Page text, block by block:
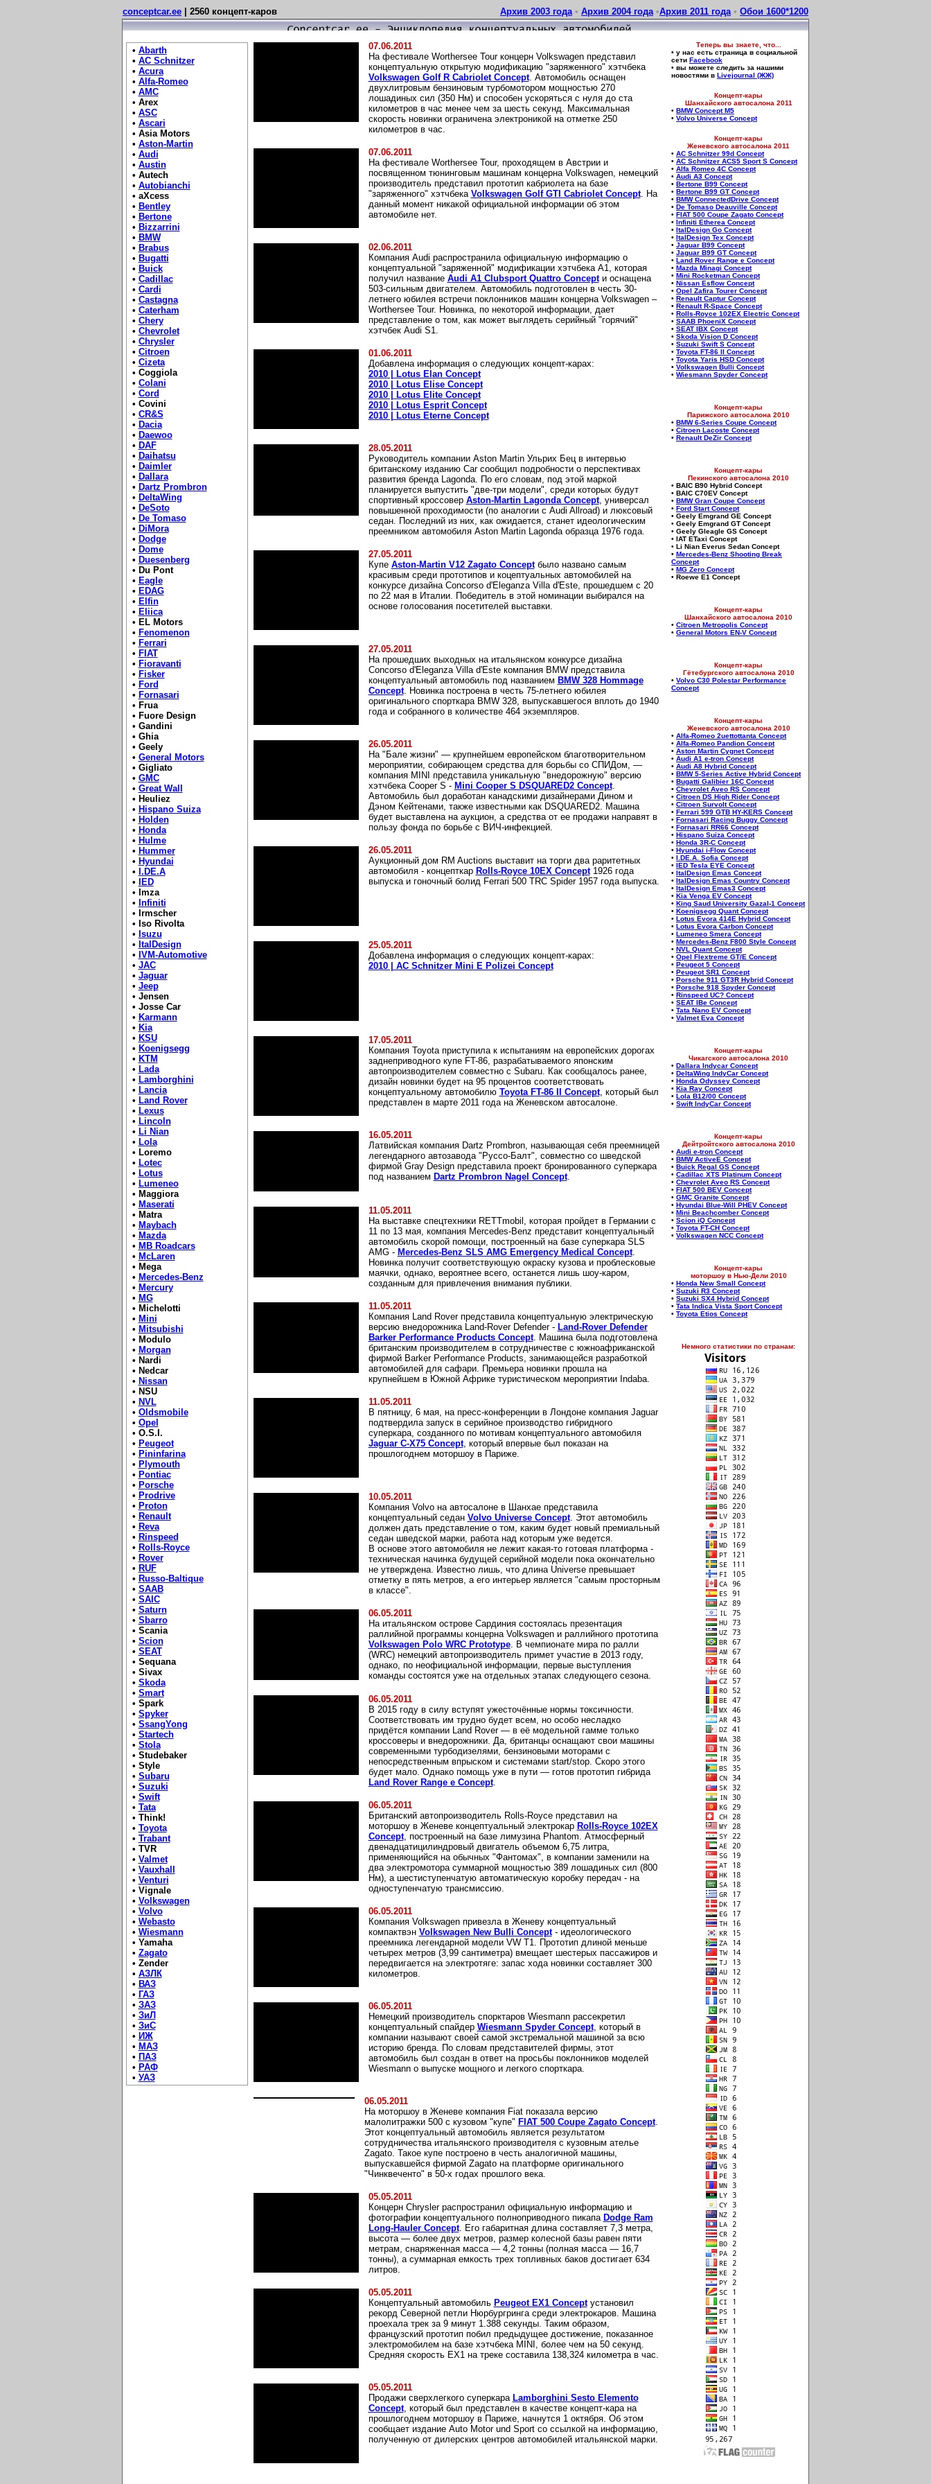
conceptcar.ee | 2560 концепт-каров Архив 2003 года • Архив 2004 года•Архив 2011 года• Обои 1600*1200
• Abarth
• AC Schnitzer
• Acura
• Alfa-Romeo
• AMC
• Arex
• ASC
• Ascari
• Asia Motors
• Aston-Martin
• Audi
• Austin
• Autech
• Autobianchi
• aXcess
• Bentley
• Bertone
• Bizzarrini
• BMW
• Brabus
• Bugatti
• Buick
• Cadillac
• Cardi
• Castagna
• Caterham
• Chery
• Chevrolet
• Chrysler
• Citroen
• Cizeta
• Coggiola
• Colani
• Cord
• Covini
• CR&S
• Dacia
• Daewoo
• DAF
• Daihatsu
• Daimler
• Dallara
• Dartz Prombron
• DeltaWing
• DeSoto
• De Tomaso
• DiMora
• Dodge
• Dome
• Duesenberg
• Du Pont
• Eagle
• EDAG
• Elfin
• Eliica
• EL Motors
• Fenomenon
• Ferrari
• FIAT
• Fioravanti
• Fisker
• Ford
• Fornasari
• Frua
• Fuore Design
• Gandini
• Ghia
• Geely
• General Motors
• Gigliato
• GMC
• Great Wall
• Heuliez
• Hispano Suiza
• Holden
• Honda
• Hulme
• Hummer
• Hyundai
• I.DE.A
•
IED
• Imza
• Infiniti
• Irmscher
• Iso Rivolta
• Isuzu
• ItalDesign
• IVM-Automotive
• JAC
• Jaguar
• Jeep
• Jensen
• Josse Car
• Karmann
• Kia
• KSU
• Koenigsegg
• KTM
• Lada
• Lamborghini
• Lancia
• Land Rover
• Lexus
• Lincoln
• Li Nian
• Lola
• Loremo
• Lotec
• Lotus
• Lumeneo
• Maggiora
• Maserati
• Matra
• Maybach
• Mazda
• MB Roadcars
• McLaren
• Mega
• Mercedes-Benz
• Mercury
• MG
• Michelotti
• Mini
• Mitsubishi
• Modulo
• Morgan
• Nardi
• Nedcar
• Nissan
• NSU
• NVL
• Oldsmobile
• Opel
• O.S.I.
• Peugeot
• Pininfarina
• Plymouth
• Pontiac
• Porsche
• Prodrive
• Proton
• Renault
• Reva
• Rinspeed
• Rolls-Royce
• Rover
• RUF
• Russo-Baltique
• SAAB
• SAIC
• Saturn
• Sbarro
• Scania
• Scion
• SEAT
• Sequana
• Sivax
• Skoda
• Smart
• Spark
• Spyker
• SsangYong
• Startech
• Stola
• Studebaker
• Style
• Subaru
• Suzuki
• Swift
• Tata
• Think!
• Toyota
• Trabant
• TVR
• Valmet
• Vauxhall
• Venturi
• Vignale
• Volkswagen
• Volvo
• Webasto
• Wiesmann
• Yamaha
• Zagato
• Zender
• АЗЛК
• ВАЗ
• ГАЗ
• ЗАЗ
• ЗиЛ
• ЗиС
• ИЖ
• МАЗ
• ПАЗ
• РАФ
• УАЗ
07.06.2011
На фестивале Worthersee Tour концерн Volkswagen представил
концептуальную открытую модификацию "заряженного" хэтчбека
Volkswagen Golf R Cabriolet Concept. Автомобиль оснащен
двухлитровым бензиновым турбомотором мощностью 270
лошадиных сил (350 Нм) и способен ускоряться с нуля до ста
километров в час менее чем за шесть секунд. Максимальная
скорость новинки ограничена электроникой на отметке 250
километров в час.
07.06.2011
На фестивале Worthersee Tour, проходящем в Австрии и
посвященном тюнинговым машинам концерна Volkswagen, немецкий
производитель представил прототип кабриолета на базе
"заряженного" хэтчбека Volkswagen Golf GTI Cabriolet Concept. На
данный момент никакой официальной информации об этом
автомобиле нет.
02.06.2011
Компания Audi распространила официальную информацию о
концептуальной "заряженной" модификации хэтчбека A1, которая
получил название Audi A1 Clubsport Quattro Conceptи оснащена
503-сильным двигателем. Автомобиль подготовлен в честь 30-
летнего юбилея встречи поклонников машин концерна Volkswagen –
Worthersee Tour. Новинка, по некоторой информации, дает
представление о том, как может выглядеть серийный "горячий"
хэтчбек Audi S1.
01.06.2011
Добавлена информация о следующих концепт-карах:
2010 | Lotus Elan Concept
2010 | Lotus Elise Concept
2010 | Lotus Elite Concept
2010 | Lotus Esprit Concept
2010 | Lotus Eterne Concept
28.05.2011
Руководитель компании Aston Martin Ульрих Бец в интервью
британскому изданию Car сообщил подробности о перспективах
развития бренда Lagonda. По его словам, под этой маркой
планируется выпустить "две-три модели", среди которых будут
спортивный кроссовер Aston-Martin Lagonda Concept, универсал
повышенной проходимости (по аналогии с Audi Allroad) и люксовый
седан. Последний из них, как ожидается, станет идеологическим
преемником автомобиля Aston Martin Lagonda образца 1976 года.
27.05.2011
Купе Aston-Martin V12 Zagato Conceptбыло названо самым
красивым среди прототипов и коцептуальных автомобилей на
конкурсе дизайна Concorso d'Eleganza Villa d'Este, прошедшем с 20
по 22 мая в Италии. Победитель в этой номинации выбирался на
основе голосования посетителей выставки.
27.05.2011
На прошедших выходных на итальянском конкурсе дизайна
Concorso d'Eleganza Villa d'Este компания BMW представила
концептуальный автомобиль под названием BMW 328 Hommage
Concept. Новинка построена в честь 75-летнего юбилея
оригинального спорткара BMW 328, выпускавшегося вплоть до 1940
года и собранного в количестве 464 экземпляров.
26.05.2011
На "Бале жизни" — крупнейшем европейском благотворительном
мероприятии, собирающем средства для борьбы со СПИДом, —
компания MINI представила уникальную "внедорожную" версию
хэтчбека Cooper S - Mini Cooper S DSQUARED2 Concept.
Автомобиль был доработан канадскими дизайнерами Дином и
Дэном Кейтенами, также известными как DSQUARED2. Машина
будет выставлена на аукцион, а средства от ее продажи направят в
пользу фонда по борьбе с ВИЧ-инфекцией.
26.05.2011
Аукционный дом RM Auctions выставит на торги два раритетных
автомобиля - концепткар Rolls-Royce 10EX Concept1926 года
выпуска и гоночный болид Ferrari 500 TRC Spider 1957 года выпуска.
25.05.2011
Добавлена информация о следующих концепт-карах:
2010 | AC Schnitzer Mini E Polizei Concept
17.05.2011
Компания Toyota приступила к испытаниям на европейских дорогах
заднеприводного купе FT-86, разрабатываемого японским
автопроизводителем совместно с Subaru. Как сообщалось ранее,
дизайн новинки будет на 95 процентов соответствовать
концептуальному автомобилю Toyota FT-86 II Concept, который был
представлен в марте 2011 года на Женевском автосалоне.
16.05.2011
Латвийская компания Dartz Prombron, называющая себя преемницей
легендарного автозавода "Руссо-Балт", совместно со шведской
фирмой Gray Design представила проект бронированного суперкара
под названием Dartz Prombron Nagel Concept.
11.05.2011
На выставке спецтехники RETTmobil, которая пройдет в Германии с
11 по 13 мая, компания Mercedes-Benz представит концептуальный
автомобиль скорой помощи, построенный на базе суперкара SLS
AMG - Mercedes-Benz SLS AMG Emergency Medical Concept.
Новинка получит соответствующую окраску кузова и проблесковые
маячки, однако, вероятнее всего, останется лишь шоу-каром,
созданным для привлечения внимания публики.
11.05.2011
Компания Land Rover представила концептуальную электрическую
версию внедорожника Land-Rover Defender - Land-Rover Defender
Barker Performance Products Concept. Машина была подготовлена
британским производителем в сотрудничестве с южноафриканской
фирмой Barker Performance Products, занимающейся разработкой
автомобилей для сафари. Премьера новинки прошла на
крупнейшем в Южной Африке туристическом мероприятии Indaba.
11.05.2011
В пятницу, 6 мая, на пресс-конференции в Лондоне компания Jaguar
подтвердила запуск в серийное производство гибридного
суперкара, созданного по мотивам концептуального автомобиля
Jaguar C-X75 Concept, который впервые был показан на
прошлогоднем моторшоу в Париже.
10.05.2011
Компания Volvo на автосалоне в Шанхае представила
концептуальный седан Volvo Universe Concept. Этот автомобиль
должен дать представление о том, каким будет новый премиальный
седан шведской марки, работа над которым уже ведется.
В основе этого автомобиля не лежит какая-то готовая платформа -
техническая начинка будущей серийной модели пока окончательно
не утверждена. Известно лишь, что длина Universe превышает
отметку в пять метров, а его интерьер является "самым просторным
в классе".
06.05.2011
На итальянском острове Сардиния состоялась презентация
раллийной программы концерна Volkswagen и раллийного прототипа
Volkswagen Polo WRC Prototype. В чемпионате мира по ралли
(WRC) немецкий автопроизводитель примет участие в 2013 году,
однако, по неофициальной информации, первые выступления
команды состоятся уже на отдельных этапах следующего сезона.
06.05.2011
В 2015 году в силу вступят ужесточённые нормы токсичности.
Соответствовать им трудно будет всем, но особо несладко
придётся компании Land Rover — в её модельной гамме только
кроссоверы и внедорожники. Да, британцы оснащают свои машины
современными турбодизелями, бензиновыми моторами с
непосредственным впрыском и системами start/stop. Скоро этого
будет мало. Однако помощь уже в пути — готов прототип гибрида
Land Rover Range e Concept.
06.05.2011
Британский автопроизводитель Rolls-Royce представил на
моторшоу в Женеве концептуальный электрокар Rolls-Royce 102EX
Concept, построенный на базе лимузина Phantom. Атмосферный
двенадцатицилиндровый двигатель объемом 6,75 литра,
применяющийся на обычных "Фантомах", в компании заменили на
два электромотора суммарной мощностью 389 лошадиных сил (800
Нм), а шестиступенчатую автоматическую коробку передач - на
одноступенчатую трансмиссию.
06.05.2011
Компания Volkswagen привезла в Женеву концептуальный
компактвэн Volkswagen New Bulli Concept- идеологического
преемника легендарной модели VW T1. Прототип длиной меньше
четырех метров (3,99 сантиметра) вмещает шестерых пассажиров и
передвигается на электротяге: запас хода новинки составляет 300
километров.
06.05.2011
Немецкий производитель спорктаров Wiesmann рассекретил
концептуальный спайдер Wiesmann Spyder Concept, который в
компании называют своей самой экстремальной машиной за всю
историю бренда. По словам представителей фирмы, этот
автомобиль был создан в ответ на просьбы поклонников моделей
Wiesmann о выпуске мощного и легкого спорткара.
06.05.2011
На моторшоу в Женеве компания Fiat показала версию
малолитражки 500 с кузовом "купе" FIAT 500 Coupe Zagato Concept.
Этот концептуальный автомобиль является результатом
сотрудничества итальянского производителя с кузовным ателье
Zagato. Такое купе построено в честь аналогичной машины,
выпускавшейся фирмой Zagato на платформе оригинального
"Чинквеченто" в 50-х годах прошлого века.
05.05.2011
Концерн Chrysler распространил официальную информацию и
фотографии концептуального полноприводного пикапа Dodge Ram
Long-Hauler Concept. Его габаритная длина составляет 7,3 метра,
высота — более двух метров, размер колесной базы равен пяти
метрам, снаряженная масса — 4,2 тонны (полная масса — 16,7
тонны), а суммарная емкость трех топливных баков достигает 634
литров.
05.05.2011
Концептуальный автомобиль Peugeot EX1 Conceptустановил
рекорд Северной петли Нюрбургринга среди электрокаров. Машина
проехала трек за 9 минут 1.388 секунды. Таким образом,
французский прототип побил предыдущее достижение, показанное
электромобилем на базе хэтчбека MINI, более чем на 50 секунд.
Средняя скорость EX1 на треке составила 138,324 километра в час.
05.05.2011
Продажи сверхлегкого суперкара Lamborghini Sesto Elemento
Concept, который был представлен в качестве концепт-кара на
прошлогоднем моторшоу в Париже, начнутся 1 октября. Об этом
сообщает издание Auto Motor und Sport со ссылкой на информацию,
полученную от дилерских центров автомобилей итальянской марки.
Теперь вы знаете, что...
• у нас есть страница в социальной
сети Facebook
• вы можете следить за нашими
новостями в Livejournal (ЖЖ)
Концепт-кары
Шанхайского автосалона 2011
• BMW Concept M5
• Volvo Universe Concept
Концепт-кары
Женевского автосалона 2011
• AC Schnitzer 99d Concept
• AC Schnitzer ACS5 Sport S Concept
• Alfa Romeo 4C Concept
• Audi A3 Concept
• Bertone B99 Concept
• Bertone B99 GT Concept
• BMW ConnectedDrive Concept
• De Tomaso Deauville Concept
• FIAT 500 Coupe Zagato Concept
• Infiniti Etherea Concept
• ItalDesign Go Concept
• ItalDesign Tex Concept
• Jaguar B99 Concept
• Jaguar B99 GT Concept
• Land Rover Range e Concept
• Mazda Minagi Concept
• Mini Rocketman Concept
• Nissan Esflow Concept
• Opel Zafira Tourer Concept
• Renault Captur Concept
• Renault R-Space Concept
• Rolls-Royce 102EX Electric Concept
• SAAB PhoeniX Concept
• SEAT IBX Concept
• Skoda Vision D Concept
• Suzuki Swift S Concept
• Toyota FT-86 II Concept
• Toyota Yaris HSD Concept
• Volkswagen Bulli Concept
• Wiesmann Spyder Concept
Концепт-кары
Парижского автосалона 2010
• BMW 6-Series Coupe Concept
• Citroen Lacoste Concept
• Renault DeZir Concept
Концепт-кары
Пекинского автосалона 2010
• BAIC B90 Hybrid Concept
• BAIC C70EV Concept
• BMW Gran Coupe Concept
• Ford Start Concept
• Geely Emgrand GE Concept
• Geely Emgrand GT Concept
• Geely Gleagle GS Concept
• IAT ETaxi Concept
• Li Nian Everus Sedan Concept
• Mercedes-Benz Shooting Break
Concept
• MG Zero Concept
• Roewe E1 Concept
Концепт-кары
Шанхайского автосалона 2010
• Citroen Metropolis Concept
• General Motors EN-V Concept
Концепт-кары
Гётебургского автосалона 2010
• Volvo C30 Polestar Performance
Concept
Концепт-кары
Женевского автосалона 2010
• Alfa-Romeo 2uettottanta Concept
• Alfa-Romeo Pandion Concept
• Aston Martin Cygnet Concept
• Audi A1 e-tron Concept
• Audi A8 Hybrid Concept
• BMW 5-Series Active Hybrid Concept
• Bugatti Galibier 16C Concept
• Chevrolet Aveo RS Concept
• Citroen DS High Rider Concept
• Citroen Survolt Concept
• Ferrari 599 GTB HY-KERS Concept
• Fornasari Racing Buggy Concept
• Fornasari RR66 Concept
• Hispano Suiza Concept
• Honda 3R-C Concept
• Hyundai i-Flow Concept
• I.DE.A. Sofia Concept
• IED Tesla EYE Concept
• ItalDesign Emas Concept
• ItalDesign Emas Country Concept
• ItalDesign Emas3 Concept
• Kia Venga EV Concept
• King Saud University Gazal-1 Concept
• Koenigsegg Quant Concept
• Lotus Evora 414E Hybrid Concept
• Lotus Evora Carbon Concept
• Lumeneo Smera Concept
• Mercedes-Benz F800 Style Concept
• NVL Quant Concept
• Opel Flextreme GT/E Concept
• Peugeot 5 Concept
• Peugeot SR1 Concept
• Porsche 911 GT3R Hybrid Concept
• Porsche 918 Spyder Concept
• Rinspeed UC? Concept
• SEAT IBe Concept
• Tata Nano EV Concept
• Valmet Eva Concept
Концепт-кары
Чикагского автосалона 2010
• Dallara Indycar Concept
• DeltaWing IndyCar Concept
• Honda Odyssey Concept
• Kia Ray Concept
• Lola B12/00 Concept
• Swift IndyCar Concept
Концепт-кары
Дейтройтского автосалона 2010
• Audi e-tron Concept
• BMW ActiveE Concept
• Buick Regal GS Concept
• Cadillac XTS Platinum Concept
• Chevrolet Aveo RS Concept
• FIAT 500 BEV Concept
• GMC Granite Concept
• Hyundai Blue-Will PHEV Concept
• Mini Beachcomber Concept
• Scion iQ Concept
• Toyota FT-CH Concept
• Volkswagen NCC Concept
Концепт-кары
моторшоу в Нью-Дели 2010
• Honda New Small Concept
• Suzuki R3 Concept
• Suzuki SX4 Hybrid Concept
• Tata Indica Vista Sport Concept
• Toyota Etios Concept
Немного статистики по странам: